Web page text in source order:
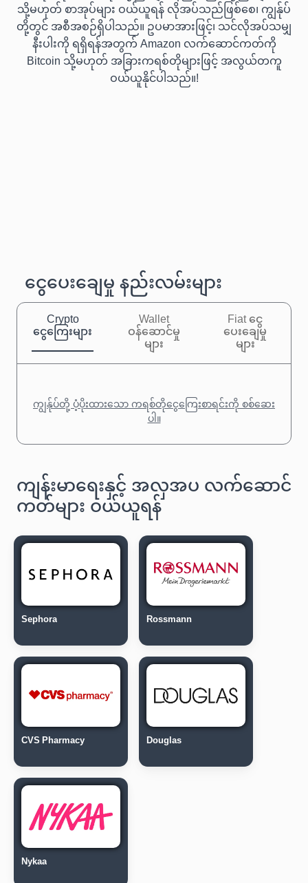
သို့မဟုတ် စာအုပ်များ ဝယ်ယူရန် လိုအပ်သည်ဖြစ်စေ၊ ကျွန်ုပ်
တို့တွင် အစီအစဉ်ရှိပါသည်။ ဥပမာအားဖြင့်၊ သင်လိုအပ်သမျှ
နီးပါးကို ရရှိရန်အတွက် Amazon လက်ဆောင်ကတ်ကို
Bitcoin သို့မဟုတ် အခြားကရစ်တိုများဖြင့် အလွယ်တကူ
ဝယ်ယူနိုင်ပါသည်။!
ငွေပေးချေမှု နည်းလမ်းများ
Crypto
ငွေကြေးများ
Wallet
ဝန်ဆောင်မှု
များ
Fiat ငွေ
ပေးချေမှု
များ
ကျွန်ုပ်တို့ ပံ့ပိုးထားသော ကရစ်တိုငွေကြေးစာရင်းကို စစ်ဆေး
ပါ။
ကျန်းမာရေးနှင့် အလှအပ လက်ဆောင်
ကတ်များ ဝယ်ယူရန်
Sephora Rossmann
CVS Pharmacy Douglas
Nykaa